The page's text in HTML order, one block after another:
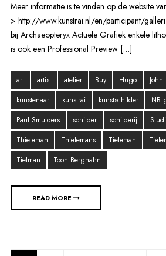
Meer informatie is te vinden op de website
> http://www.kunstrai.nl/en/participant/
bij Archaeopteryx Actuele Grafiek enkele
is ook een Professional Preview […]
art artist atelier Buy Hugo John
kunstenaar
kunstrai kunstschilder NB
Paul Smulders
schilder schilderij
Thieleman
Thielemans Tieleman
Tielman
Toon Berghahn
READ MORE